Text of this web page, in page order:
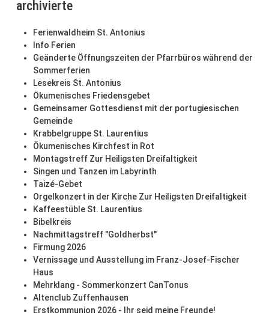
archivierte
Ferienwaldheim St. Antonius
Info Ferien
Geänderte Öffnungszeiten der Pfarrbüros während der
Sommerferien
Lesekreis St. Antonius
Ökumenisches Friedensgebet
Gemeinsamer Gottesdienst mit der portugiesischen
Gemeinde
Krabbelgruppe St. Laurentius
Ökumenisches Kirchfest in Rot
Montagstreff Zur Heiligsten Dreifaltigkeit
Singen und Tanzen im Labyrinth
Taizé-Gebet
Orgelkonzert in der Kirche Zur Heiligsten Dreifaltigkeit
Kaffeestüble St. Laurentius
Bibelkreis
Nachmittagstreff "Goldherbst"
Firmung 2026
Vernissage und Ausstellung im Franz-Josef-Fischer
Haus
Mehrklang - Sommerkonzert CanTonus
Altenclub Zuffenhausen
Erstkommunion 2026 - Ihr seid meine Freunde!